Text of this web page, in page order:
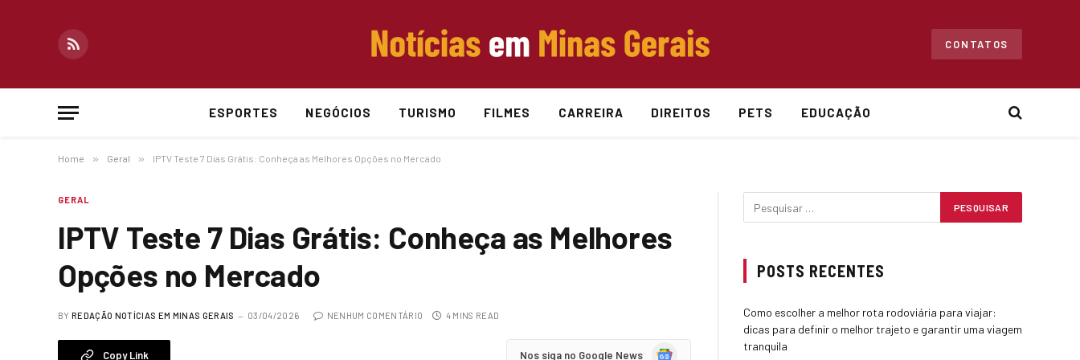
RSS
CONTATOS
ESPORTES NEGÓCIOS TURISMO FILMES CARREIRA DIREITOS PETS EDUCAÇÃO
Home » Geral » IPTV Teste 7 Dias Grátis: Conheça as Melhores Opções no Mercado
GERAL
IPTV Teste 7 Dias Grátis: Conheça as Melhores
Opções no Mercado
BY REDAÇÃO NOTÍCIAS EM MINAS GERAIS 03/04/2026 NENHUM COMENTÁRIO 4 MINS READ
Copy Link Nos siga no Google News Google
POSTS RECENTES
Como escolher a melhor rota rodoviária para viajar:
dicas para definir o melhor trajeto e garantir uma viagem
tranquila